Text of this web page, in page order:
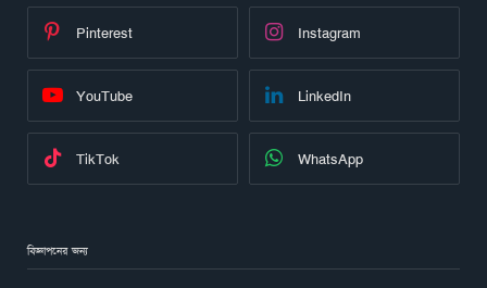
Pinterest Instagram
YouTube LinkedIn
TikTok WhatsApp
বিজ্ঞাপনের জন্য